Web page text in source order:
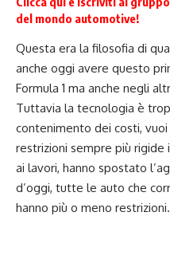
del mondo automotive!
Questa era la filosofia di
anche oggi avere questo
Formula 1 ma anche negli
Tuttavia la tecnologia è
contenimento dei costi, vuoi
restrizioni sempre più
ai lavori, hanno spostato
d’oggi, tutte le auto che
hanno più o meno restrizioni.